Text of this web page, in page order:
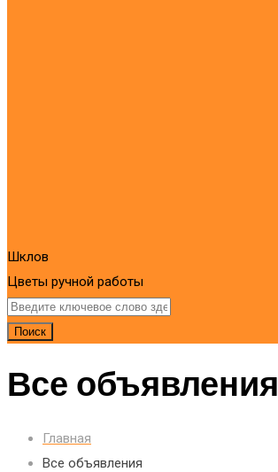
Шклов
Цветы ручной работы
Поиск
Все объявления
Главная
Все объявления